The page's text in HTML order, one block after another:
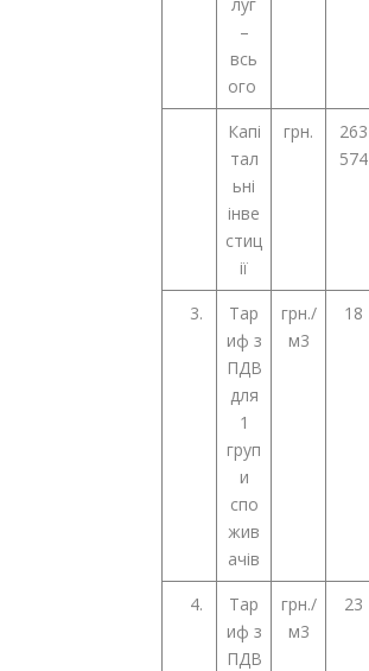
–
всь
ого
Капі
тал
ьні
інве
стиц
ії
грн.
263
574
3.
Тар
иф з
ПДВ
для
1
груп
и
спо
жив
ачів
грн./
м3
18
4.
Тар
иф з
ПДВ
грн./
м3
23